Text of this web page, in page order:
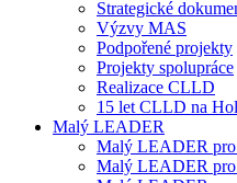
Strategické
Výzvy MAS
Podpořené projekty
Projekty spolupráce
Realizace CLLD
15 let CLLD na
Malý LEADER
Malý LEADER
Malý LEADER